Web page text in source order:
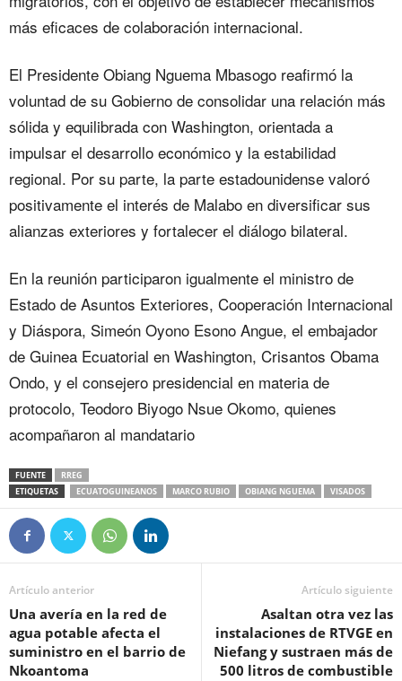
más eficaces de colaboración internacional.
El Presidente Obiang Nguema Mbasogo reafirmó la
voluntad de su Gobierno de consolidar una relación más
sólida y equilibrada con Washington, orientada a
impulsar el desarrollo económico y la estabilidad
regional. Por su parte, la parte estadounidense valoró
positivamente el interés de Malabo en diversificar sus
alianzas exteriores y fortalecer el diálogo bilateral.
En la reunión participaron igualmente el ministro de
Estado de Asuntos Exteriores, Cooperación Internacional
y Diáspora, Simeón Oyono Esono Angue, el embajador
de Guinea Ecuatorial en Washington, Crisantos Obama
Ondo, y el consejero presidencial en materia de
protocolo, Teodoro Biyogo Nsue Okomo, quienes
acompañaron al mandatario
FUENTE
RREG
ETIQUETAS
ECUATOGUINEANOS MARCO RUBIO OBIANG NGUEMA VISADOS
Artículo anterior
Una avería en la red de
agua potable afecta el
suministro en el barrio de
Nkoantoma
Artículo siguiente
Asaltan otra vez las
instalaciones de RTVGE en
Niefang y sustraen más de
500 litros de combustible